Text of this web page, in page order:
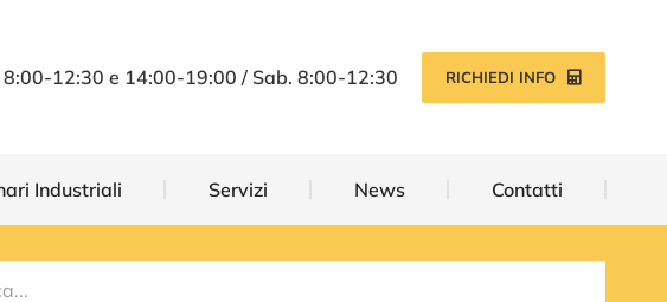
8:00-12:30 e 14:00-19:00 / Sab. 8:00-12:30 RICHIEDI INFO
Industriali Servizi News Contatti